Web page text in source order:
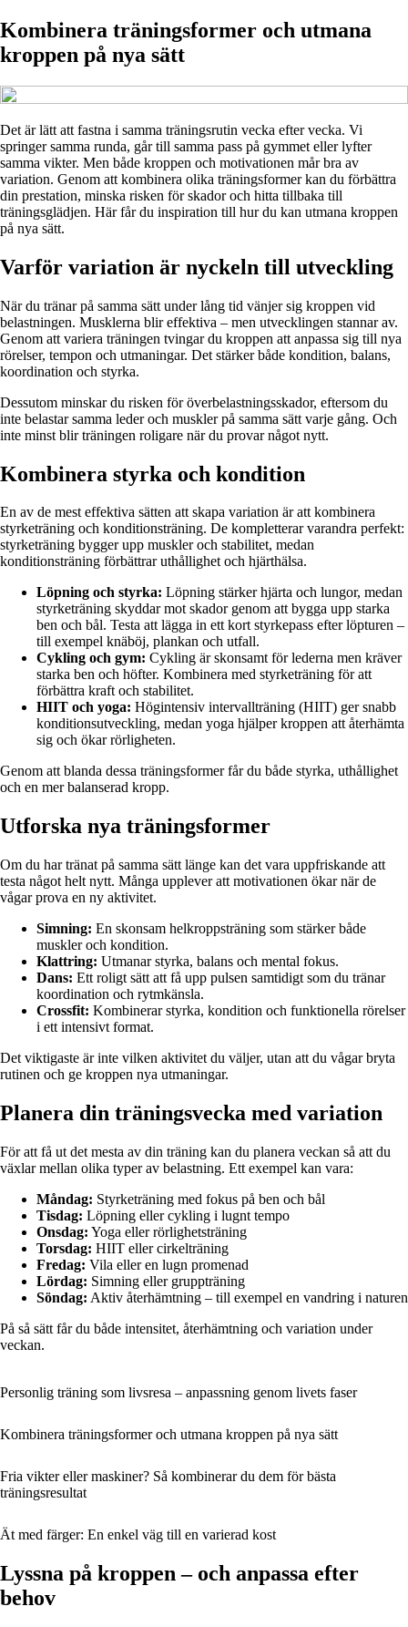
Kombinera träningsformer och utmana
kroppen på nya sätt
Det är lätt att fastna i samma träningsrutin vecka efter vecka. Vi
springer samma runda, går till samma pass på gymmet eller lyfter
samma vikter. Men både kroppen och motivationen mår bra av
variation. Genom att kombinera olika träningsformer kan du förbättra
din prestation, minska risken för skador och hitta tillbaka till
träningsglädjen. Här får du inspiration till hur du kan utmana kroppen
på nya sätt.
Varför variation är nyckeln till utveckling
När du tränar på samma sätt under lång tid vänjer sig kroppen vid
belastningen. Musklerna blir effektiva – men utvecklingen stannar av.
Genom att variera träningen tvingar du kroppen att anpassa sig till nya
rörelser, tempon och utmaningar. Det stärker både kondition, balans,
koordination och styrka.
Dessutom minskar du risken för överbelastningsskador, eftersom du
inte belastar samma leder och muskler på samma sätt varje gång. Och
inte minst blir träningen roligare när du provar något nytt.
Kombinera styrka och kondition
En av de mest effektiva sätten att skapa variation är att kombinera
styrketräning och konditionsträning. De kompletterar varandra perfekt:
styrketräning bygger upp muskler och stabilitet, medan
konditionsträning förbättrar uthållighet och hjärthälsa.
Löpning och styrka: Löpning stärker hjärta och lungor, medan
styrketräning skyddar mot skador genom att bygga upp starka
ben och bål. Testa att lägga in ett kort styrkepass efter löpturen –
till exempel knäböj, plankan och utfall.
Cykling och gym: Cykling är skonsamt för lederna men kräver
starka ben och höfter. Kombinera med styrketräning för att
förbättra kraft och stabilitet.
HIIT och yoga: Högintensiv intervallträning (HIIT) ger snabb
konditionsutveckling, medan yoga hjälper kroppen att återhämta
sig och ökar rörligheten.
Genom att blanda dessa träningsformer får du både styrka, uthållighet
och en mer balanserad kropp.
Utforska nya träningsformer
Om du har tränat på samma sätt länge kan det vara uppfriskande att
testa något helt nytt. Många upplever att motivationen ökar när de
vågar prova en ny aktivitet.
Simning: En skonsam helkroppsträning som stärker både
muskler och kondition.
Klattring: Utmanar styrka, balans och mental fokus.
Dans: Ett roligt sätt att få upp pulsen samtidigt som du tränar
koordination och rytmkänsla.
Crossfit: Kombinerar styrka, kondition och funktionella rörelser
i ett intensivt format.
Det viktigaste är inte vilken aktivitet du väljer, utan att du vågar bryta
rutinen och ge kroppen nya utmaningar.
Planera din träningsvecka med variation
För att få ut det mesta av din träning kan du planera veckan så att du
växlar mellan olika typer av belastning. Ett exempel kan vara:
Måndag: Styrketräning med fokus på ben och bål
Tisdag: Löpning eller cykling i lugnt tempo
Onsdag: Yoga eller rörlighetsträning
Torsdag: HIIT eller cirkelträning
Fredag: Vila eller en lugn promenad
Lördag: Simning eller gruppträning
Söndag: Aktiv återhämtning – till exempel en vandring i naturen
På så sätt får du både intensitet, återhämtning och variation under
veckan.
Personlig träning som livsresa – anpassning genom livets faser
Kombinera träningsformer och utmana kroppen på nya sätt
Fria vikter eller maskiner? Så kombinerar du dem för bästa
träningsresultat
Ät med färger: En enkel väg till en varierad kost
Lyssna på kroppen – och anpassa efter
behov